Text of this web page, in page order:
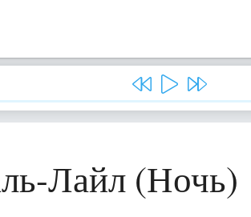
Лайл (Ночь)